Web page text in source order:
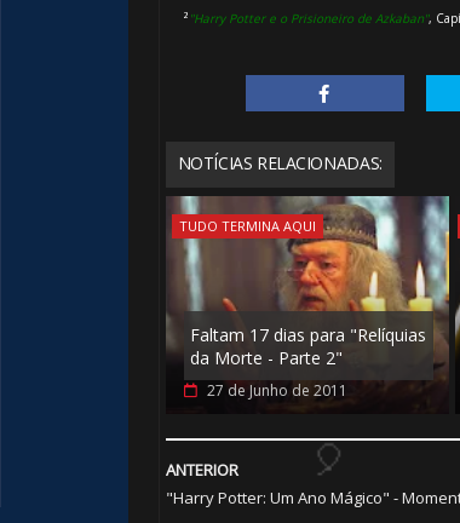
² "Harry Potter e o Prisioneiro de Azkaban",
NOTÍCIAS RELACIONADAS:
TUDO TERMINA AQUI
Faltam 17 dias para "Relíquias
da Morte - Parte 2"
27 de Junho de 2011
ANTERIOR
"Harry Potter: Um Ano Mágico" -
🎈